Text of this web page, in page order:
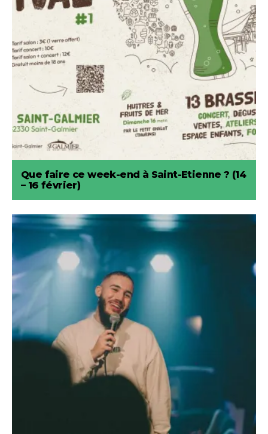
Que faire ce week-end à Saint-Etienne ? (14
– 16 février)